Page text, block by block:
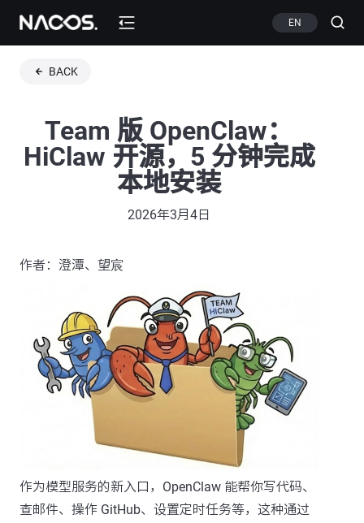
EN
BACK
Team 版 OpenClaw：
HiClaw 开源，5 分钟完成
本地安装
2026年3月4日
作者：澄潭、望宸
作为模型服务的新入口，OpenClaw 能帮你写代码、
查邮件、操作 GitHub、设置定时任务等，这种通过